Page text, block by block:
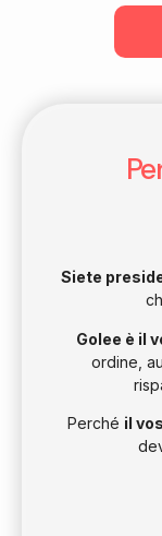
Siete
Golee è il
ordine,
Perché il